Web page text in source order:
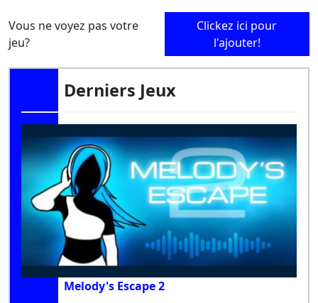
Vous ne voyez pas votre
jeu?
Clickez ici pour
l'ajouter!
Derniers Jeux
Melody's Escape 2